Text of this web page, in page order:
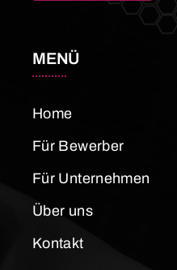
MENÜ
Home
Für Bewerber
Für Unternehmen
Über uns
Kontakt